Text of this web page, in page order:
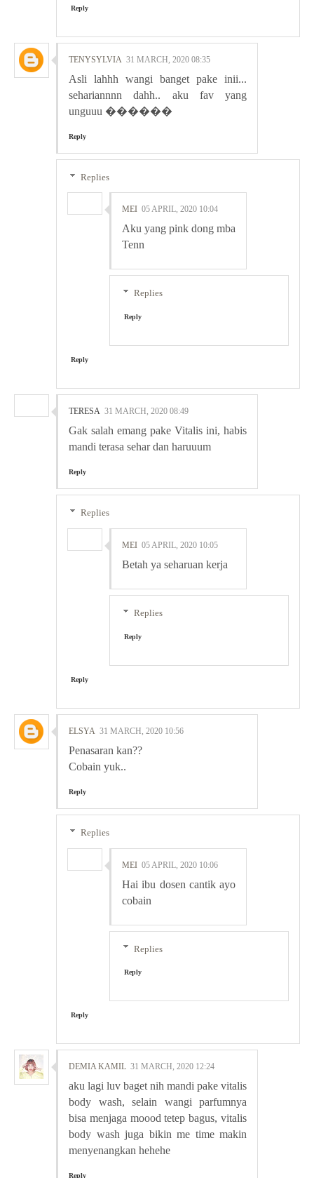
Reply
TENYSYLVIA 31 MARCH, 2020 08:35
Asli lahhh wangi banget pake inii...
sehariannnn dahh.. aku fav yang
unguuu ������
Reply
Replies
MEI 05 APRIL, 2020 10:04
Aku yang pink dong mba
Tenn
Replies
Reply
Reply
TERESA 31 MARCH, 2020 08:49
Gak salah emang pake Vitalis ini, habis
mandi terasa sehar dan haruuum
Reply
Replies
MEI 05 APRIL, 2020 10:05
Betah ya seharuan kerja
Replies
Reply
Reply
ELSYA 31 MARCH, 2020 10:56
Penasaran kan??
Cobain yuk..
Reply
Replies
MEI 05 APRIL, 2020 10:06
Hai ibu dosen cantik ayo
cobain
Replies
Reply
Reply
DEMIA KAMIL 31 MARCH, 2020 12:24
aku lagi luv baget nih mandi pake vitalis
body wash, selain wangi parfumnya
bisa menjaga moood tetep bagus, vitalis
body wash juga bikin me time makin
menyenangkan hehehe
Reply